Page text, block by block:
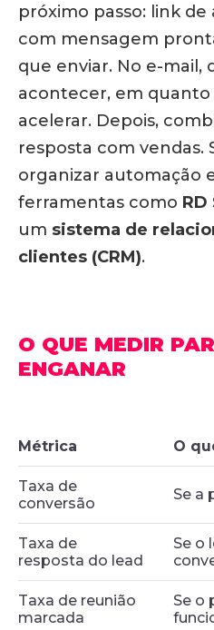
próximo passo: link
com mensagem
que enviar. No e-mail,
acontecer, em
acelerar. Depois,
resposta com vendas.
organizar automação
ferramentas como
um sistema de
clientes (CRM).
O QUE MEDIR
ENGANAR
Métrica O
Taxa de
conversão
Se a
Taxa de
resposta do lead
Se o
Taxa de reunião
marcada
Se o